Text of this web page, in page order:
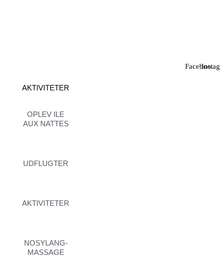
Facebook
AKTIVITETER
OPLEV ILE
AUX NATTES
UDFLUGTER
AKTIVITETER
NOSYLANG-
MASSAGE